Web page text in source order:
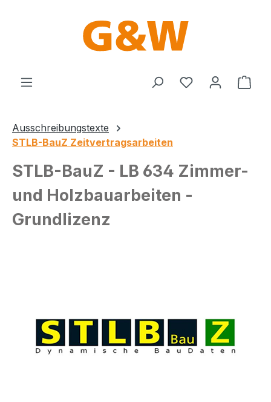
Du hast 0
Ausschreibungstexte
STLB-BauZ Zeitvertragsarbeiten
STLB-BauZ - LB 634 Zimmer-
und Holzbauarbeiten -
Grundlizenz